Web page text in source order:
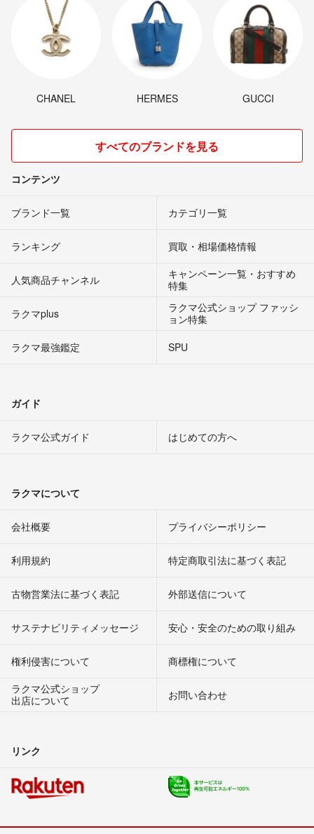
CHANEL HERMES GUCCI
すべてのブランドを見る
コンテンツ
ブランド一覧 カテゴリ一覧
ランキング 買取・相場価格情報
人気商品チャンネル
キャンペーン一覧・おすすめ
特集
ラクマplus
ラクマ公式ショップ ファッシ
ョン特集
ラクマ最強鑑定
SPU
ガイド
ラクマ公式ガイド はじめての方へ
ラクマについて
会社概要 プライバシーポリシー
利用規約 特定商取引法に基づく表記
古物営業法に基づく表記 外部送信について
サステナビリティメッセージ 安心・安全のための取り組み
権利侵害について
商標権について
ラクマ公式ショップ
出店について
お問い合わせ
リンク